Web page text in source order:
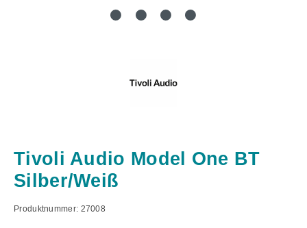
Tivoli Audio Model One BT
Silber/Weiß
Produktnummer: 27008